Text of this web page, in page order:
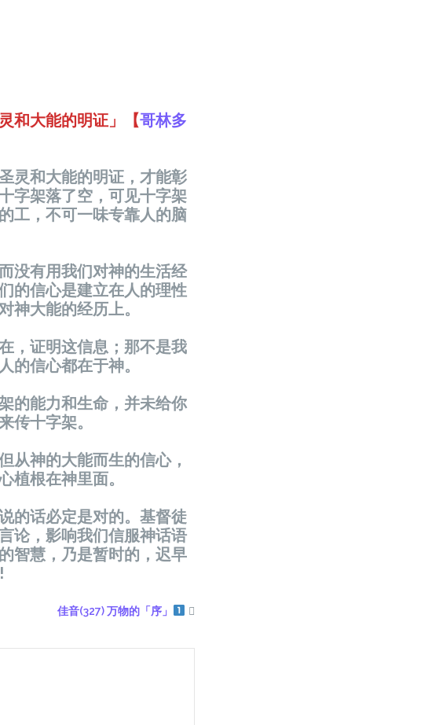
和大能的明证」【哥林多
灵和大能的明证，才能彰
字架落了空，可见十字架
工，不可一味专靠人的脑
没有用我们对神的生活经
的信心是建立在人的理性
神大能的经历上。
，证明这信息；那不是我
的信心都在于神。
的能力和生命，并未给你
传十字架。
从神的大能而生的信心，
植根在神里面。
的话必定是对的。基督徒
论，影响我们信服神话语
智慧，乃是暂时的，迟早
佳音(327) 万物的「序」